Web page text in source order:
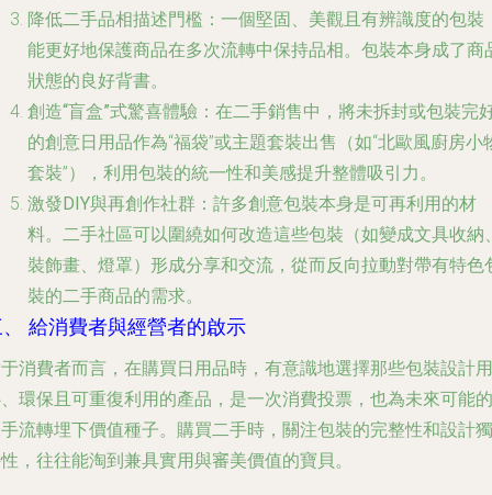
降低二手品相描述門檻 ：一個堅固、美觀且有辨識度的包裝
能更好地保護商品在多次流轉中保持品相。包裝本身成了商
狀態的良好背書。
創造“盲盒”式驚喜體驗 ：在二手銷售中，將未拆封或包裝完
的創意日用品作為“福袋”或主題套裝出售（如“北歐風廚房小
套裝”），利用包裝的統一性和美感提升整體吸引力。
激發DIY與再創作社群 ：許多創意包裝本身是可再利用的材
料。二手社區可以圍繞如何改造這些包裝（如變成文具收納
裝飾畫、燈罩）形成分享和交流，從而反向拉動對帶有特色
裝的二手商品的需求。
給消費者與經營者的啟示
消費者而言，在購買日用品時，有意識地選擇那些包裝設計用
環保且可重復利用的產品，是一次消費投票，也為未來可能的
流轉埋下價值種子。購買二手時，關注包裝的完整性和設計獨
，往往能淘到兼具實用與審美價值的寶貝。